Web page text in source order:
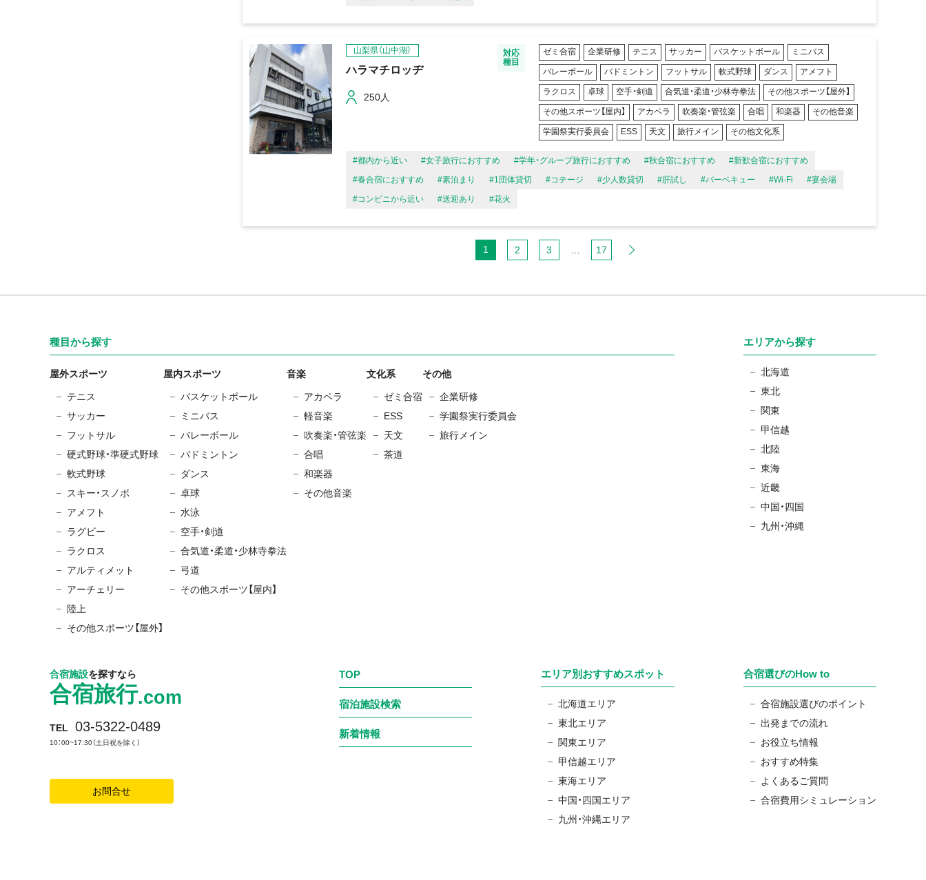
山梨県（山中湖）
ハラマチロッヂ
250人
対応
種目
ゼミ合宿 企業研修 テニス サッカー バスケットボール ミニバス
バレーボール バドミントン フットサル 軟式野球 ダンス アメフト
ラクロス 卓球 空手・剣道 合気道・柔道・少林寺拳法 その他スポーツ【屋外】
その他スポーツ【屋内】 アカペラ 吹奏楽・管弦楽 合唱 和楽器 その他音楽
学園祭実行委員会 ESS 天文 旅行メイン その他文化系
#都内から近い #女子旅行におすすめ #学年・グループ旅行におすすめ #秋合宿におすすめ
#新歓合宿におすすめ
#春合宿におすすめ
#素泊まり #1団体貸切 #コテージ #少人数貸切 #肝試し #バーベキュー #Wi-Fi
#宴会場
#コンビニから近い
#送迎あり #花火
1 2 3 17
合宿施設を探すなら
合宿旅行.com
TEL 03-5322-0489
10：00~17:30（土日祝を除く）
お問合せ
TOP
宿泊施設検索
新着情報
種目から探す
屋外スポーツ
テニス
サッカー
フットサル
硬式野球・準硬式野球
軟式野球
スキー・スノボ
アメフト
ラグビー
ラクロス
アルティメット
アーチェリー
陸上
その他スポーツ【屋外】
屋内スポーツ
バスケットボール
ミニバス
バレーボール
バドミントン
ダンス
卓球
水泳
空手・剣道
合気道・柔道・少林寺拳法
弓道
その他スポーツ【屋内】
音楽
アカペラ
軽音楽
吹奏楽・管弦楽
合唱
和楽器
その他音楽
文化系
ゼミ合宿
ESS
天文
茶道
その他
企業研修
学園祭実行委員会
旅行メイン
エリアから探す
北海道
東北
関東
甲信越
北陸
東海
近畿
中国・四国
九州・沖縄
エリア別おすすめスポット
北海道エリア
東北エリア
関東エリア
甲信越エリア
東海エリア
中国・四国エリア
九州・沖縄エリア
合宿選びのHow to
合宿施設選びのポイント
出発までの流れ
お役立ち情報
おすすめ特集
よくあるご質問
合宿費用シミュレーション